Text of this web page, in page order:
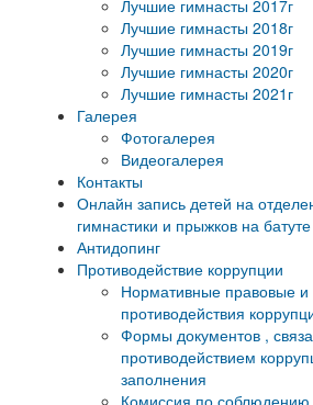
Лучшие гимнасты 2017г
Лучшие гимнасты 2018г
Лучшие гимнасты 2019г
Лучшие гимнасты 2020г
Лучшие гимнасты 2021г
Галерея
Фотогалерея
Видеогалерея
Контакты
Онлайн запись детей на
гимнастики и прыжков на батуте
Антидопинг
Противодействие коррупции
Нормативные правовые
противодействия
Формы документов ,
противодействием
заполнения
Комиссия по соблюдению